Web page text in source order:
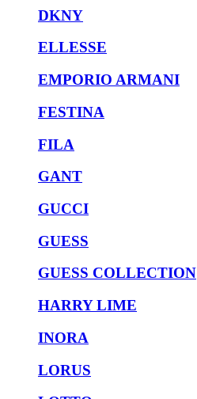
DKNY
ELLESSE
EMPORIO ARMANI
FESTINA
FILA
GANT
GUCCI
GUESS
GUESS COLLECTION
HARRY LIME
INORA
LORUS